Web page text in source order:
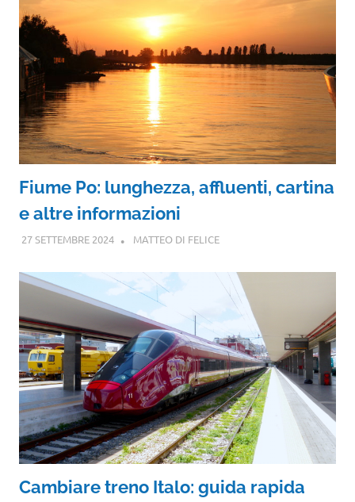
Fiume Po: lunghezza, affluenti, cartina
e altre informazioni
27 SETTEMBRE 2024 MATTEO DI FELICE
Cambiare treno Italo: guida rapida